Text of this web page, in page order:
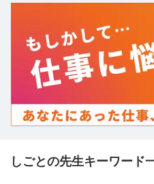
しごとの先生キーワード